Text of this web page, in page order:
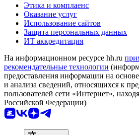
Этика и комплаенс
Оказание услуг
Использование сайтов
Защита персональных данных
ИТ аккредитация
На информационном ресурсе hh.ru
рекомендательные технологии
предоставления информации на
и анализа сведений, относящихся к
пользователей сети «Интернет»,
Российской Федерации)